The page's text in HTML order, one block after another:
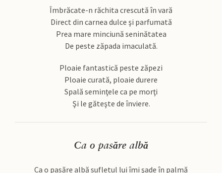
Îmbrăcate-n răchita crescută în vară
Direct din carnea dulce şi parfumată
Prea mare minciună seninătatea
De peste zăpada imaculată.
Ploaie fantastică peste zăpezi
Ploaie curată, ploaie durere
Spală seminţele ca pe morţi
Şi le găteşte de înviere.
Ca o pasăre albă
Ca o pasăre albă sufletul lui îmi şade în palmă